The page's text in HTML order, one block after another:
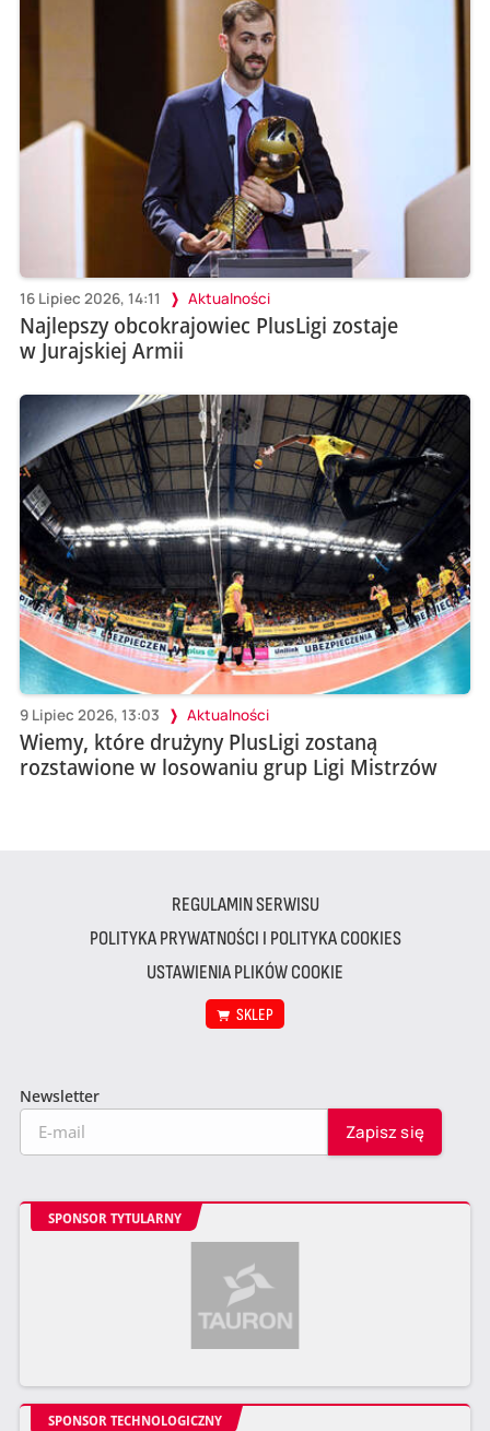
16 Lipiec 2026, 14:11 Aktualności
Najlepszy obcokrajowiec PlusLigi zostaje
w Jurajskiej Armii
9 Lipiec 2026, 13:03 Aktualności
Wiemy, które drużyny PlusLigi zostaną
rozstawione w losowaniu grup Ligi Mistrzów
REGULAMIN SERWISU
POLITYKA PRYWATNOŚCI I POLITYKA COOKIES
USTAWIENIA PLIKÓW COOKIE
SKLEP
Newsletter
SPONSOR TYTULARNY
SPONSOR TECHNOLOGICZNY